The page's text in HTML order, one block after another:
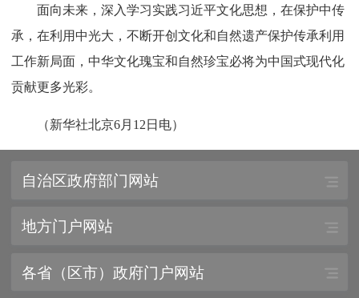
面向未来，深入学习实践习近平文化思想，在保护中传
承，在利用中光大，不断开创文化和自然遗产保护传承利用
工作新局面，中华文化瑰宝和自然珍宝必将为中国式现代化
贡献更多光彩。
（新华社北京6月12日电）
自治区政府部门网站
地方门户网站
各省（区市）政府门户网站